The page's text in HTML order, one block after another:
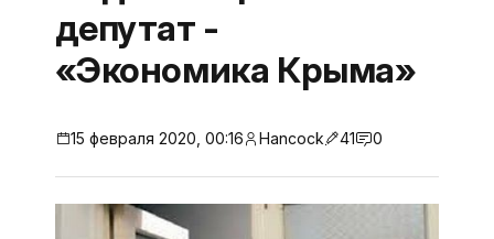
депутат -
«Экономика Крыма»
15 февраля 2020, 00:16 Hancock 41 0